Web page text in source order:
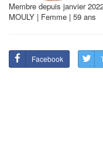
Membre depuis janvier
MOULY | Femme | 59 ans
Facebook